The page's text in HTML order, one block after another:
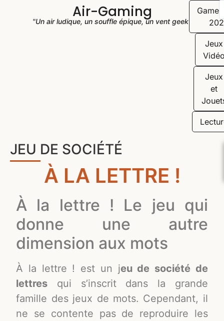
Air-Gaming
"Un air ludique, un souffle épique, un vent geek"
Jeux
Jeux
et
JEU DE SOCIÉTÉ
À LA LETTRE !
À la lettre ! Le jeu qui
donne une autre
dimension aux mots
À la lettre ! est un jeu de société de
lettres qui s’inscrit dans la grande
famille des jeux de mots. Cependant, il
ne se contente pas de reproduire les